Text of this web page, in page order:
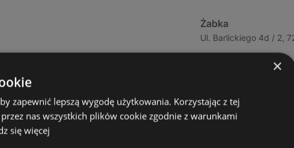
Żabka
Ul. Barlickiego 4d / 2,
Wybrzeze
Chrobrego 9, 72-600
×
zapewnić lepszą wygodę użytkowania. Korzystając z tej
nas wszystkich plików cookie zgodnie z warunkami
się więcej